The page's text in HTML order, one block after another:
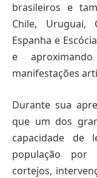
brasileiros e
Chile, Uruguai,
Espanha e
e
manifestações
Durante sua
que um dos
capacidade de
população por
cortejos,